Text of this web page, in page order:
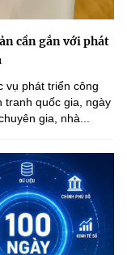
cần gắn với phát
vụ phát triển công
tranh quốc gia, ngày
gia, nhà...